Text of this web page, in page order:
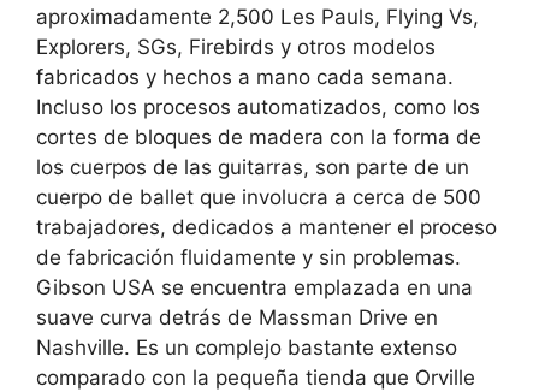
aproximadamente 2,500 Les Pauls, Flying Vs,
Explorers, SGs, Firebirds y otros modelos
fabricados y hechos a mano cada semana.
Incluso los procesos automatizados, como los
cortes de bloques de madera con la forma de
los cuerpos de las guitarras, son parte de un
cuerpo de ballet que involucra a cerca de 500
trabajadores, dedicados a mantener el proceso
de fabricación fluidamente y sin problemas.
Gibson USA se encuentra emplazada en una
suave curva detrás de Massman Drive en
Nashville. Es un complejo bastante extenso
comparado con la pequeña tienda que Orville